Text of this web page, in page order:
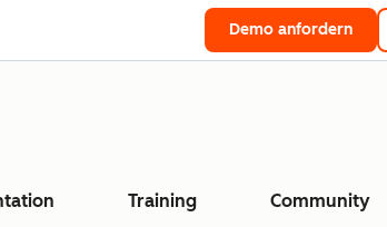
Demo anfordern
Training Community